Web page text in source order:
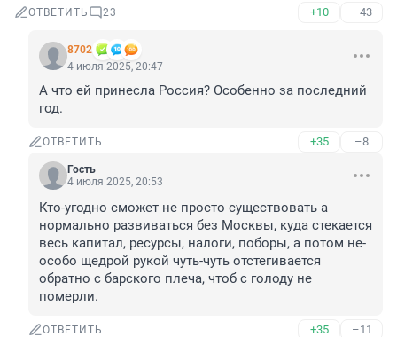
ОТВЕТИТЬ 23 +10 –43
8702
4 июля 2025, 20:47
А что ей принесла Россия? Особенно за последний
год.
ОТВЕТИТЬ +35 –8
Гость
4 июля 2025, 20:53
Кто-угодно сможет не просто существовать а
нормально развиваться без Москвы, куда стекается
весь капитал, ресурсы, налоги, поборы, а потом не-
особо щедрой рукой чуть-чуть отстегивается
обратно с барского плеча, чтоб с голоду не
померли.
ОТВЕТИТЬ +35 –11